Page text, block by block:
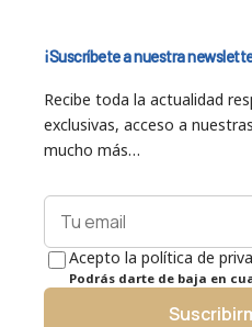
¡Suscríbete a nuestra
Recibe toda la actualidad
exclusivas, acceso a
mucho más…
Acepto la política de
Podrás darte de baja en